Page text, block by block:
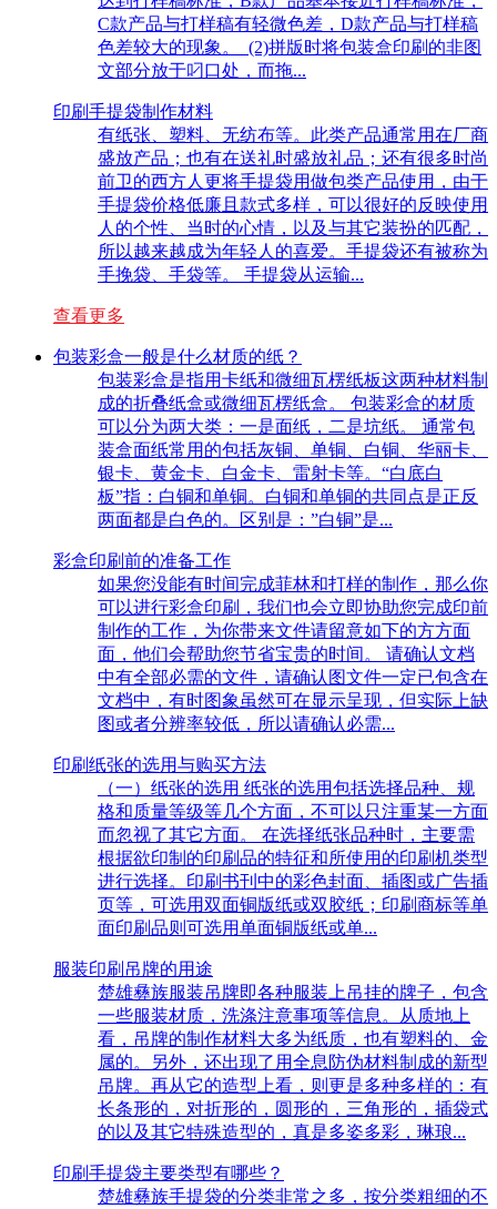
C款产品与打样稿有轻微色差，D款产品与打样稿
色差较大的现象。 (2)拼版时将包装盒印刷的非图
文部分放于叼口处，而拖...
印刷手提袋制作材料
有纸张、塑料、无纺布等。此类产品通常用在厂商
盛放产品；也有在送礼时盛放礼品；还有很多时尚
前卫的西方人更将手提袋用做包类产品使用，由于
手提袋价格低廉且款式多样，可以很好的反映使用
人的个性、当时的心情，以及与其它装扮的匹配，
所以越来越成为年轻人的喜爱。手提袋还有被称为
手挽袋、手袋等。 手提袋从运输...
查看更多
包装彩盒一般是什么材质的纸？
包装彩盒是指用卡纸和微细瓦楞纸板这两种材料制
成的折叠纸盒或微细瓦楞纸盒。 包装彩盒的材质
可以分为两大类：一是面纸，二是坑纸。 通常包
装盒面纸常用的包括灰铜、单铜、白铜、华丽卡、
银卡、黄金卡、白金卡、雷射卡等。“白底白
板”指：白铜和单铜。白铜和单铜的共同点是正反
两面都是白色的。区别是：”白铜”是...
彩盒印刷前的准备工作
如果您没能有时间完成菲林和打样的制作，那么你
可以进行彩盒印刷，我们也会立即协助您完成印前
制作的工作，为你带来文件请留意如下的方方面
面，他们会帮助您节省宝贵的时间。 请确认文档
中有全部必需的文件，请确认图文件一定已包含在
文档中，有时图象虽然可在显示呈现，但实际上缺
图或者分辨率较低，所以请确认必需...
印刷纸张的选用与购买方法
（一）纸张的选用 纸张的选用包括选择品种、规
格和质量等级等几个方面，不可以只注重某一方面
而忽视了其它方面。 在选择纸张品种时，主要需
根据欲印制的印刷品的特征和所使用的印刷机类型
进行选择。印刷书刊中的彩色封面、插图或广告插
页等，可选用双面铜版纸或双胶纸；印刷商标等单
面印刷品则可选用单面铜版纸或单...
服装印刷吊牌的用途
楚雄彝族服装吊牌即各种服装上吊挂的牌子，包含
一些服装材质，洗涤注意事项等信息。从质地上
看，吊牌的制作材料大多为纸质，也有塑料的、金
属的。另外，还出现了用全息防伪材料制成的新型
吊牌。再从它的造型上看，则更是多种多样的：有
长条形的，对折形的，圆形的，三角形的，插袋式
的以及其它特殊造型的，真是多姿多彩，琳琅...
印刷手提袋主要类型有哪些？
楚雄彝族手提袋的分类非常之多，按分类粗细的不